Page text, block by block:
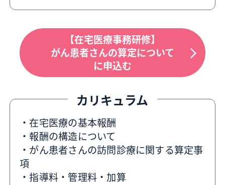
【在宅医療事務研修】
がん患者さんの算定について
に申込む
カリキュラム
・在宅医療の基本報酬
・報酬の構造について
・がん患者さんの訪問診療に関する算定事
項
・指導料・管理料・加算